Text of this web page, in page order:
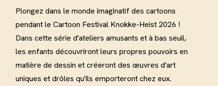
Plongez dans le monde imaginatif des cartoons
pendant le Cartoon Festival Knokke-Heist 2026 !
Dans cette série d'ateliers amusants et à bas seuil,
les enfants découvriront leurs propres pouvoirs en
matière de dessin et créeront des œuvres d'art
uniques et drôles qu'ils emporteront chez eux.